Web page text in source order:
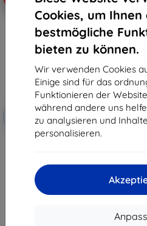
Cookies, um Ihnen
bestmögliche
bieten zu können.
Wir verwenden Cookies
Einige sind für das
Funktionieren der
während andere uns
zu analysieren und
personalisieren.
Rabatt
mit
Gutschein
EXTRA10
€ 7,90
Auf Lager > 5 Stk.